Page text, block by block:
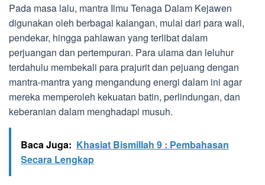
Pada masa lalu, mantra Ilmu Tenaga Dalam Kejawen
digunakan oleh berbagai kalangan, mulai dari para wali,
pendekar, hingga pahlawan yang terlibat dalam
perjuangan dan pertempuran. Para ulama dan leluhur
terdahulu membekali para prajurit dan pejuang dengan
mantra-mantra yang mengandung energi dalam ini agar
mereka memperoleh kekuatan batin, perlindungan, dan
keberanian dalam menghadapi musuh.
Baca Juga: Khasiat Bismillah 9 : Pembahasan
Secara Lengkap